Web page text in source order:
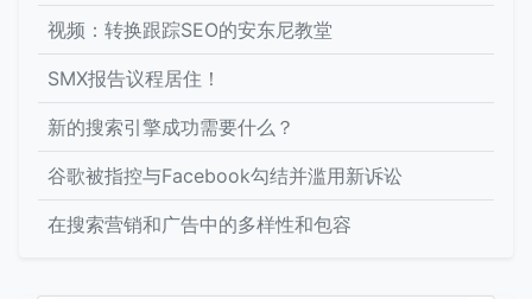
视频：转换跟踪SEO的安东尼教堂
SMX报告议程居住！
新的搜索引擎成功需要什么？
谷歌被指控与Facebook勾结并滥用新诉讼
在搜索营销和广告中的多样性和包容